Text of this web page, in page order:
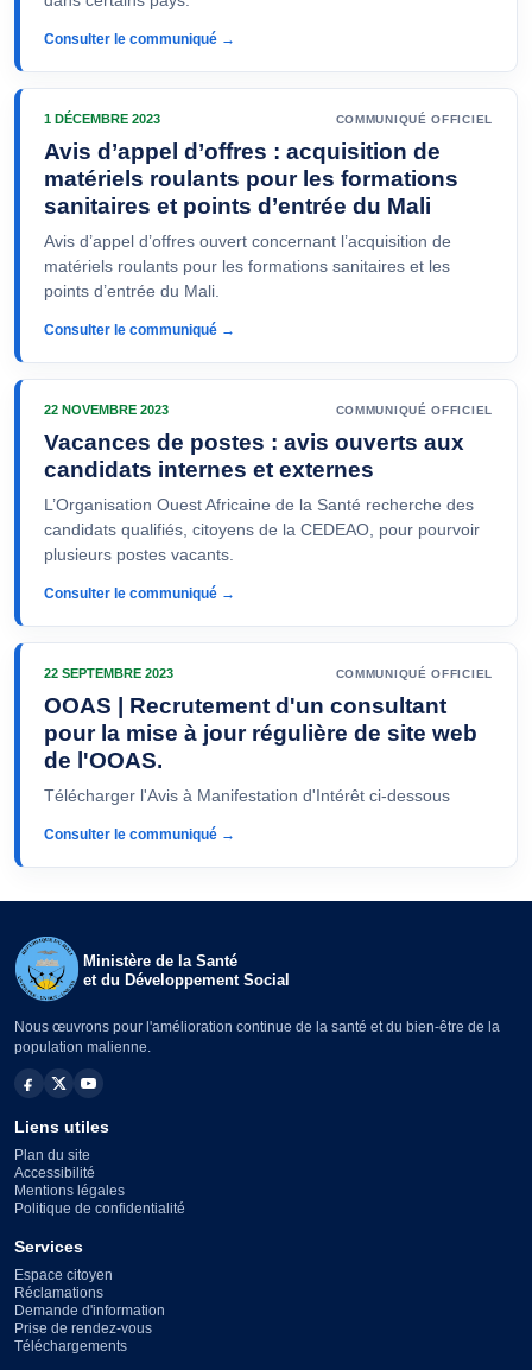
Consulter le communiqué →
1 DÉCEMBRE 2023 COMMUNIQUÉ OFFICIEL
Avis d’appel d’offres : acquisition de
matériels roulants pour les formations
sanitaires et points d’entrée du Mali
Avis d’appel d’offres ouvert concernant l’acquisition de
matériels roulants pour les formations sanitaires et les
points d’entrée du Mali.
Consulter le communiqué →
22 NOVEMBRE 2023 COMMUNIQUÉ OFFICIEL
Vacances de postes : avis ouverts aux
candidats internes et externes
L’Organisation Ouest Africaine de la Santé recherche des
candidats qualifiés, citoyens de la CEDEAO, pour pourvoir
plusieurs postes vacants.
Consulter le communiqué →
22 SEPTEMBRE 2023 COMMUNIQUÉ OFFICIEL
OOAS | Recrutement d'un consultant
pour la mise à jour régulière de site web
de l'OOAS.
Télécharger l'Avis à Manifestation d'Intérêt ci-dessous
Consulter le communiqué →
Ministère de la Santé
et du Développement Social
Nous œuvrons pour l'amélioration continue de la santé et du bien-être de la
population malienne.
Liens utiles
Plan du site
Accessibilité
Mentions légales
Politique de confidentialité
Services
Espace citoyen
Réclamations
Demande d'information
Prise de rendez-vous
Téléchargements